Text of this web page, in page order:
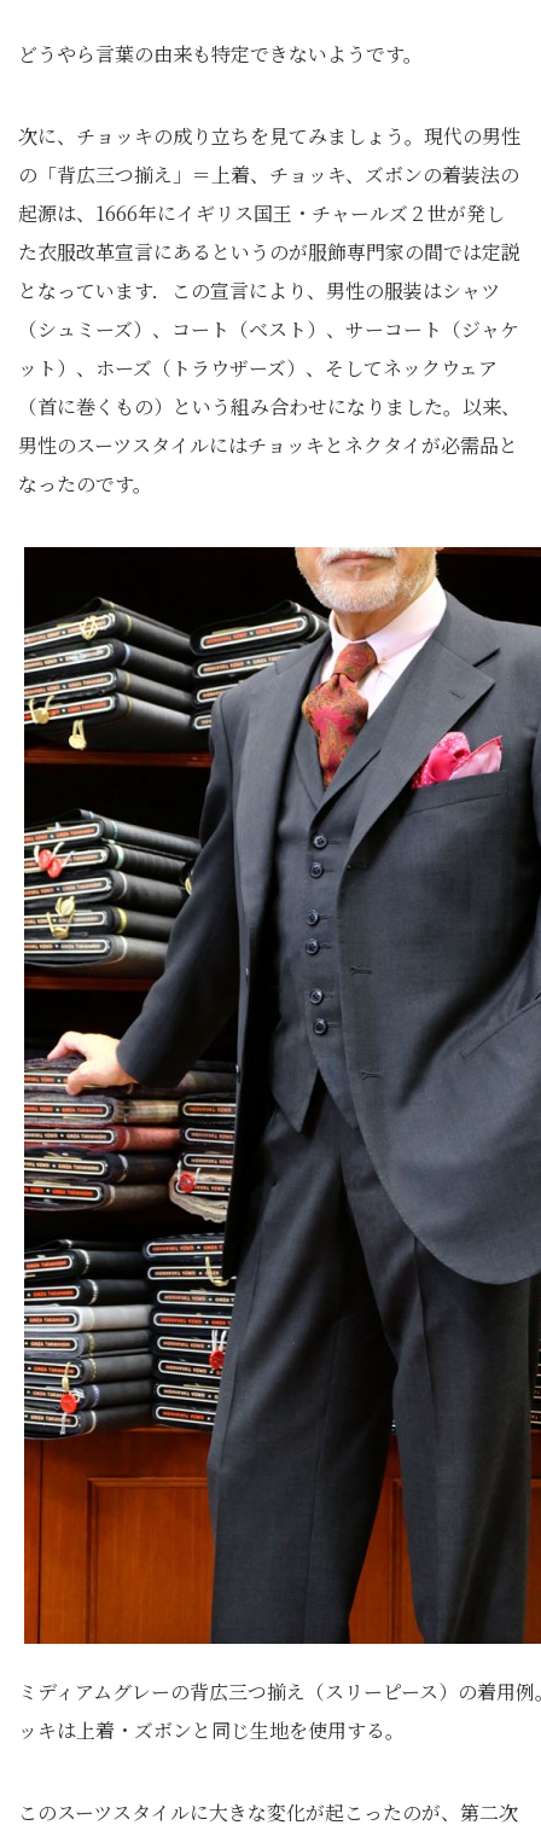
どうやら言葉の由来も特定できないようです。
次に、チョッキの成り立ちを見てみましょう。現代の男性
の「背広三つ揃え」＝上着、チョッキ、ズボンの着装法の
起源は、1666年にイギリス国王・チャールズ２世が発し
た衣服改革宣言にあるというのが服飾専門家の間では定説
となっています．この宣言により、男性の服装はシャツ
（シュミーズ）、コート（べスト）、サーコート（ジャケ
ット）、ホーズ（トラウザーズ）、そしてネックウェア
（首に巻くもの）という組み合わせになりました。以来、
男性のスーツスタイルにはチョッキとネクタイが必需品と
なったのです。
ミディアムグレーの背広三つ揃え（スリーピース）の着用
ッキは上着・ズボンと同じ生地を使用する。
このスーツスタイルに大きな変化が起こったのが、第二次